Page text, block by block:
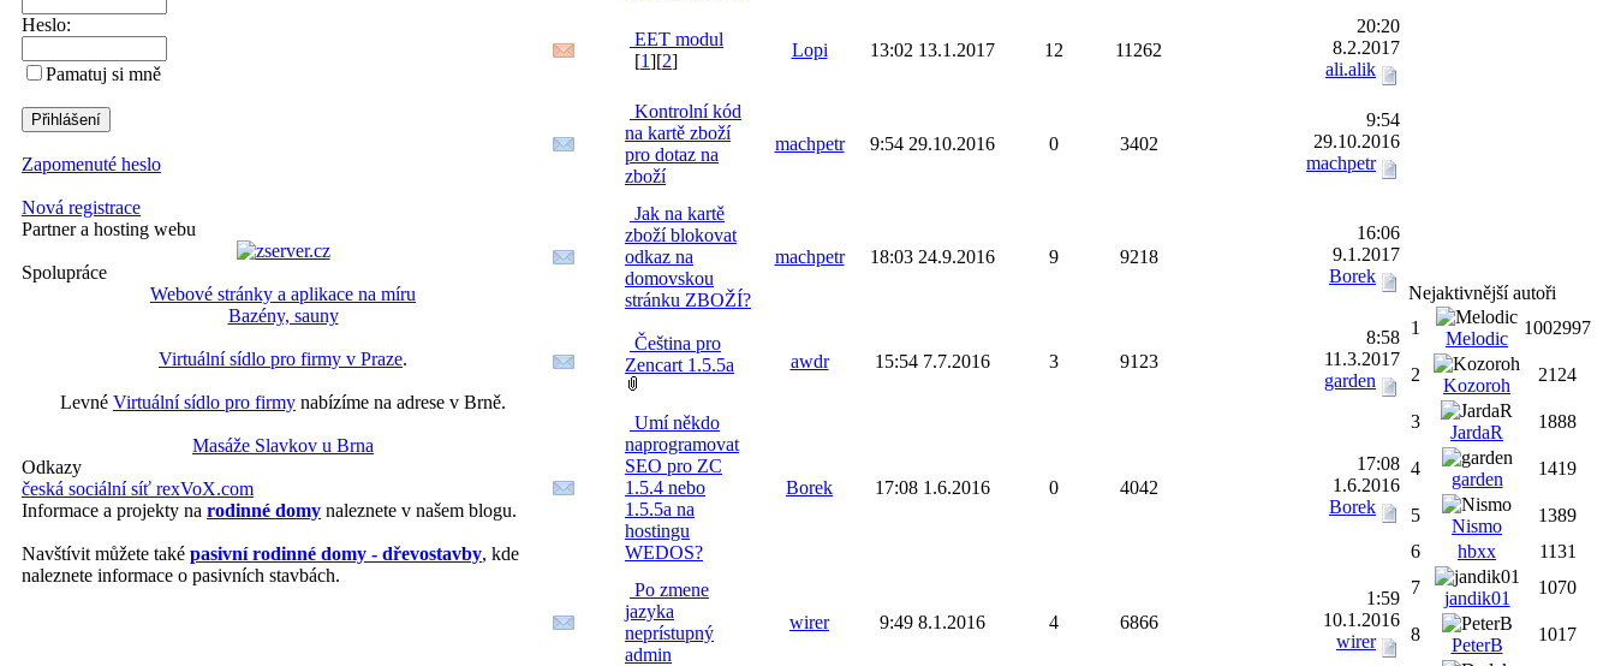
Heslo:
Pamatuj si mně
Zapomenuté heslo
Nová registrace
Partner a hosting webu
Spolupráce
Webové stránky a aplikace na míru
Bazény, sauny
Virtuální sídlo pro firmy v Praze.
Levné Virtuální sídlo pro firmy nabízíme na adrese v Brně.
Masáže Slavkov u Brna
Odkazy
česká sociální síť rexVoX.com
Informace a projekty na rodinné domy naleznete v našem blogu.
Navštívit můžete také pasivní rodinné domy - dřevostavby, kde
naleznete informace o pasivních stavbách.
EET modul
[1][2]
Lopi 13:02 13.1.2017 12 11262
20:20
8.2.2017
ali.alik
Kontrolní kód
na kartě zboží
pro dotaz na
zboží
machpetr 9:54 29.10.2016 0 3402
9:54
29.10.2016
machpetr
Jak na kartě
zboží blokovat
odkaz na
domovskou
stránku ZBOŽÍ?
machpetr 18:03 24.9.2016 9 9218
16:06
9.1.2017
Borek
Čeština pro
Zencart 1.5.5a
awdr 15:54 7.7.2016 3 9123
8:58
11.3.2017
garden
Umí někdo
naprogramovat
SEO pro ZC
1.5.4 nebo
1.5.5a na
hostingu
WEDOS?
Borek 17:08 1.6.2016 0 4042
17:08
1.6.2016
Borek
Po zmene
jazyka
neprístupný
admin
wirer 9:49 8.1.2016 4 6866
1:59
10.1.2016
wirer
Nejaktivnější autoři
1
Melodic
1002997
2
Kozoroh
2124
3
JardaR
1888
4
garden
1419
5
Nismo
1389
6
hbxx
1131
7
jandik01
1070
8
PeterB
1017